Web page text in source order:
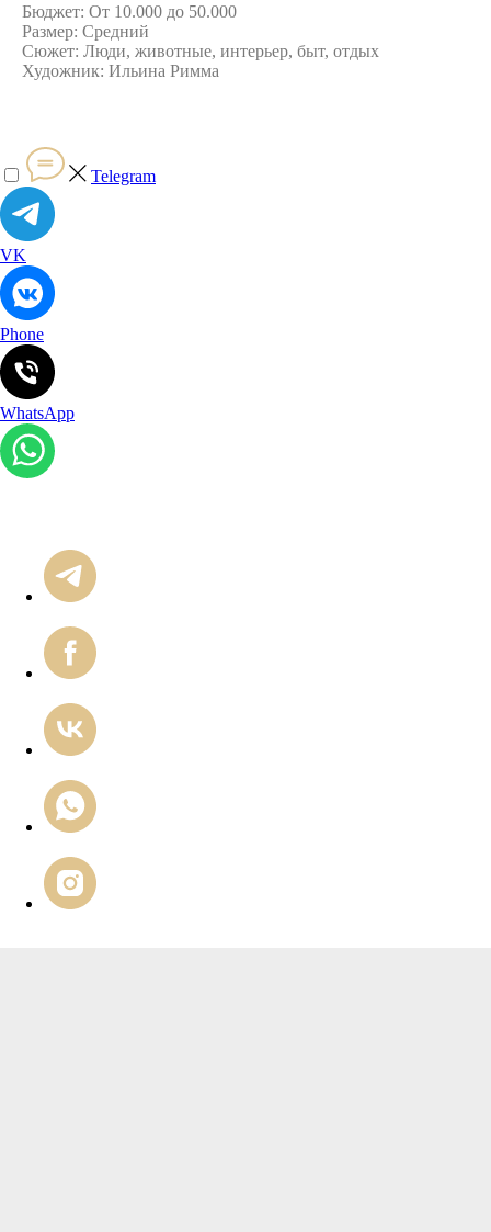
Бюджет: От 10.000 до 50.000
Размер: Средний
Сюжет: Люди, животные, интерьер, быт, отдых
Художник: Ильина Римма
Telegram
VK
Phone
WhatsApp